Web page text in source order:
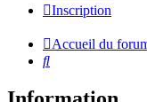
Inscription
Accueil du
Rechercher